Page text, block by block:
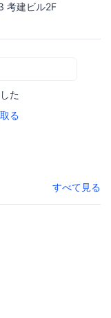
考建ビル2F
た
る
すべて見る